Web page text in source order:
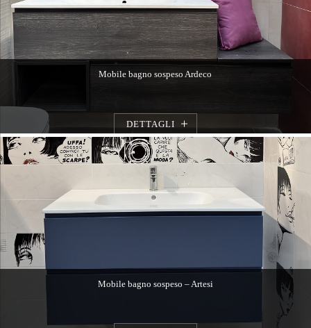
Mobile bagno sospeso Ardeco
DETTAGLI
Mobile bagno sospeso – Artesi